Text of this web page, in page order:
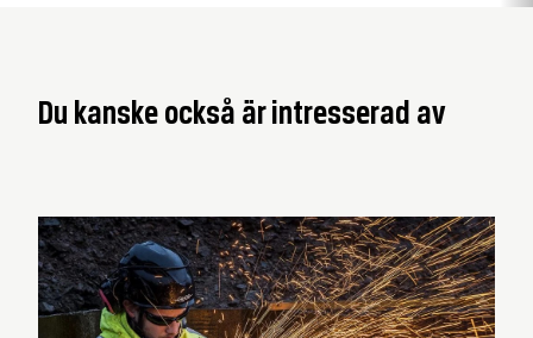
Du kanske också är intresserad av